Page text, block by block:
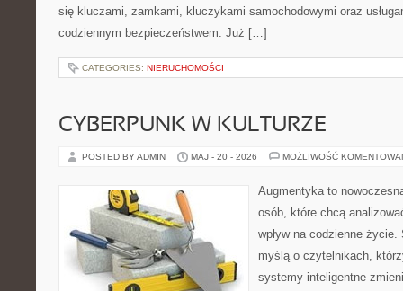
się kluczami, zamkami, kluczykami samochodowymi oraz
codziennym bezpieczeństwem. Już […]
CATEGORIES: NIERUCHOMOŚCI
CYBERPUNK W KULTURZE
POSTED BY ADMIN MAJ - 20 - 2026 MOŻLIWOŚĆ
Augmentyka to
osób, które chcą
wpływ na codzienne
myślą o czytelnikach,
systemy inteligentne